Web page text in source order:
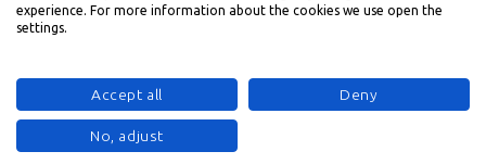
Mentions légales
CGV Cartes cadeaux
experience. For more information about the cookies we use open the
settings.
Accept all Deny
No, adjust